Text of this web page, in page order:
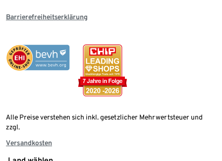
Barrierefreiheitserklärung
Alle Preise verstehen sich inkl. gesetzlicher Mehrwertsteuer und
zzgl.
Versandkosten